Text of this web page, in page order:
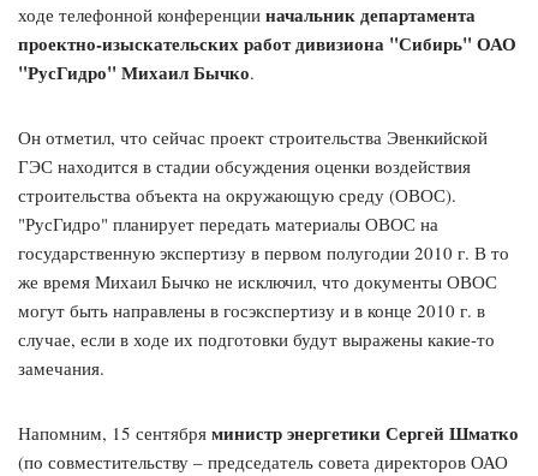
ходе телефонной конференции начальник департамента
проектно-изыскательских работ дивизиона "Сибирь" ОАО
"РусГидро" Михаил Бычко.
Он отметил, что сейчас проект строительства Эвенкийской
ГЭС находится в стадии обсуждения оценки воздействия
строительства объекта на окружающую среду (ОВОС).
"РусГидро" планирует передать материалы ОВОС на
государственную экспертизу в первом полугодии 2010 г. В то
же время Михаил Бычко не исключил, что документы ОВОС
могут быть направлены в госэкспертизу и в конце 2010 г. в
случае, если в ходе их подготовки будут выражены какие-то
замечания.
Напомним, 15 сентября министр энергетики Сергей Шматко
(по совместительству – председатель совета директоров ОАО